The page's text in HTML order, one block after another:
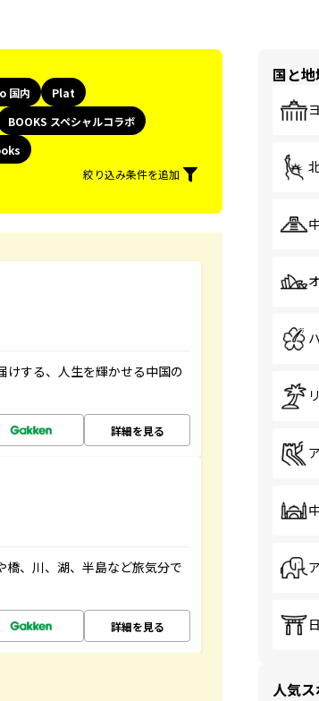
国内
Plat
BOOKS スペシャルコラボ
絞り込み条件を追加
けする、人生を輝かせる中国の
詳細を見る
橋、川、湖、半島など旅気分で
詳細を見る
国と
人気ス